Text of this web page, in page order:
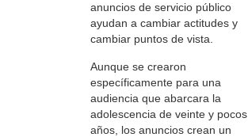
anuncios de servicio público
ayudan a cambiar actitudes y
cambiar puntos de vista.
Aunque se crearon
específicamente para una
audiencia que abarcara la
adolescencia de veinte y pocos
años, los anuncios crean un